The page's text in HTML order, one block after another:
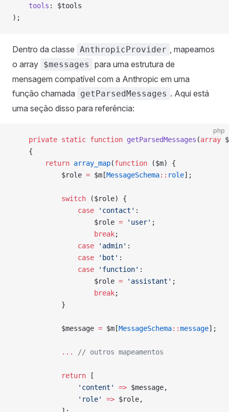
    tools
: $tools
);
Dentro da classe AnthropicProvider , mapeamos
o array $messages
para uma estrutura de
mensagem compatível com a Anthropic em uma
função chamada
getParsedMessages . Aqui está
uma seção disso para referência:
php
    private
static function getParsedMessages (array
    {
        return
array_map(function ($m) {
            $role
= $m[MessageSchema:: role];
            switch
($role) {
                case
'contact' :
                    $role
= 'user' ;
                    break
;
                case
'admin' :
                case
'bot' :
                case
'function' :
                    $role
= 'assistant' ;
                    break
;
            }
            $message
= $m[MessageSchema::message];
            ...
// outros mapeamentos
            return
[
                'content'
=> $message,
                'role'
=> $role,